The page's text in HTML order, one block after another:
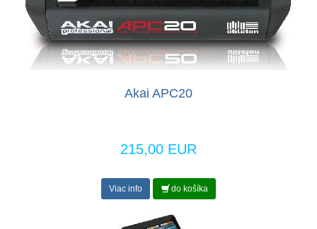
Akai APC20
215,00 EUR
Viac info do košíka